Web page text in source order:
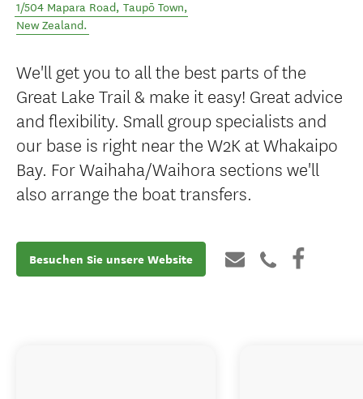
1/504 Mapara Road, Taupō Town,
New Zealand.
We'll get you to all the best parts of the
Great Lake Trail & make it easy! Great advice
and flexibility. Small group specialists and
our base is right near the W2K at Whakaipo
Bay. For Waihaha/Waihora sections we'll
also arrange the boat transfers.
Besuchen Sie unsere Website